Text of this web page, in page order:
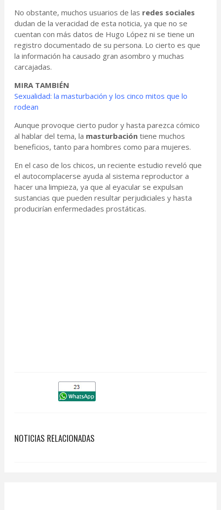
No obstante, muchos usuarios de las redes sociales
dudan de la veracidad de esta noticia, ya que no se
cuentan con más datos de Hugo López ni se tiene un
registro documentado de su persona. Lo cierto es que
la información ha causado gran asombro y muchas
carcajadas.
MIRA TAMBIÉN
Sexualidad: la masturbación y los cinco mitos que lo
rodean
Aunque provoque cierto pudor y hasta parezca cómico
al hablar del tema, la masturbacióntiene muchos
beneficios, tanto para hombres como para mujeres.
En el caso de los chicos, un reciente estudio reveló que
el autocomplacerse ayuda al sistema reproductor a
hacer una limpieza, ya que al eyacular se expulsan
sustancias que pueden resultar perjudiciales y hasta
producirían enfermedades prostáticas.
NOTICIAS RELACIONADAS